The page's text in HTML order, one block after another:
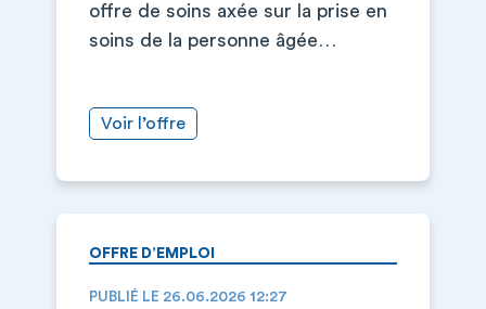
offre de soins axée sur la prise en
soins de la personne âgée…
Voir l’offre
OFFRE D’EMPLOI
PUBLIÉ LE 26.06.2026 12:27